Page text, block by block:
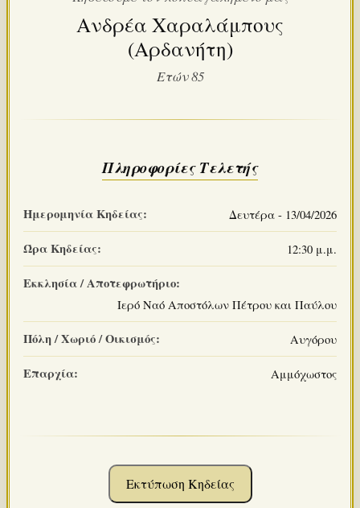
Ανδρέα Χαραλάμπους
(Αρδανήτη)
Ετών 85
Πληροφορίες Τελετής
Ημερομηνία Κηδείας: Δευτέρα - 13/04/2026
Ώρα Κηδείας: 12:30 μ.μ.
Εκκλησία / Αποτεφρωτήριο:
Ιερό Ναό Αποστόλων Πέτρου και Παύλου
Πόλη / Χωριό / Οικισμός: Αυγόρου
Επαρχία: Αμμόχωστος
Εκτύπωση Κηδείας